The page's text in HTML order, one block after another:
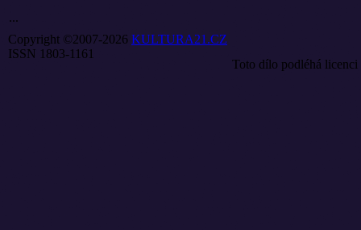
...
Copyright ©2007-2026 KULTURA21.CZ
ISSN 1803-1161
Toto dílo podléhá licenci